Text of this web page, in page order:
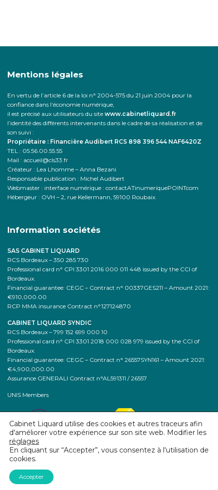
Mentions légales
En vertu de l’article 6 de la loi n° 2004-575 du 21 juin 2004 pour la
confiance dans l’économie numérique,
il est précisé aux utilisateurs du site www.cabinetliquard.fr
l’identité des différents intervenants dans le cadre de sa réalisation et de
son suivi :
Propriétaire : Financière Audibert RCS 898 396 544 NAF6420Z
TEL : 05.56.00.55.55
Mail : accueil@cls33.fr
Créateur : Lea Lhomme – Anna Bezani
Responsable publication : Michel Audibert
Webmaster : interface numérique : contactATinumeriquePOINTcom
Hébergeur : OVH – 2, rue Kellermann, 59100 Roubaix.
Information sociétés
SAS CABINET LIQUARD
RCS Bordeaux – 350 285 730
Professional card n° CPI 3301 2016 000 011 448 issued by the CCI of
Bordeaux.
Financial guarantee: CEGC – Contract n° 00337GES211 – Amount 2021:
€910,000.00
RCP MMA insurance Contract n°127124870
CABINET LIQUARD SYNDIC
RCS Bordeaux – 799 152 699 000 10
Professional card n° CPI 3301 2018 000 028 979 issued by the CCI of
Bordeaux.
Financial guarantee: CEGC – Contract n° 26557SYN161 – Amount 2021:
€4,900,000.00
Assurance GENERALI Contract n°AL591311 / 26557
UNIS Members
Cabinet Liquard utilise des cookies et autres traceurs afin
d'améliorer votre expérience sur son site web. Modifier les
réglages
En cliquant sur “Accepter”, vous consentez à l'utilisation de
cookies.
Accepter